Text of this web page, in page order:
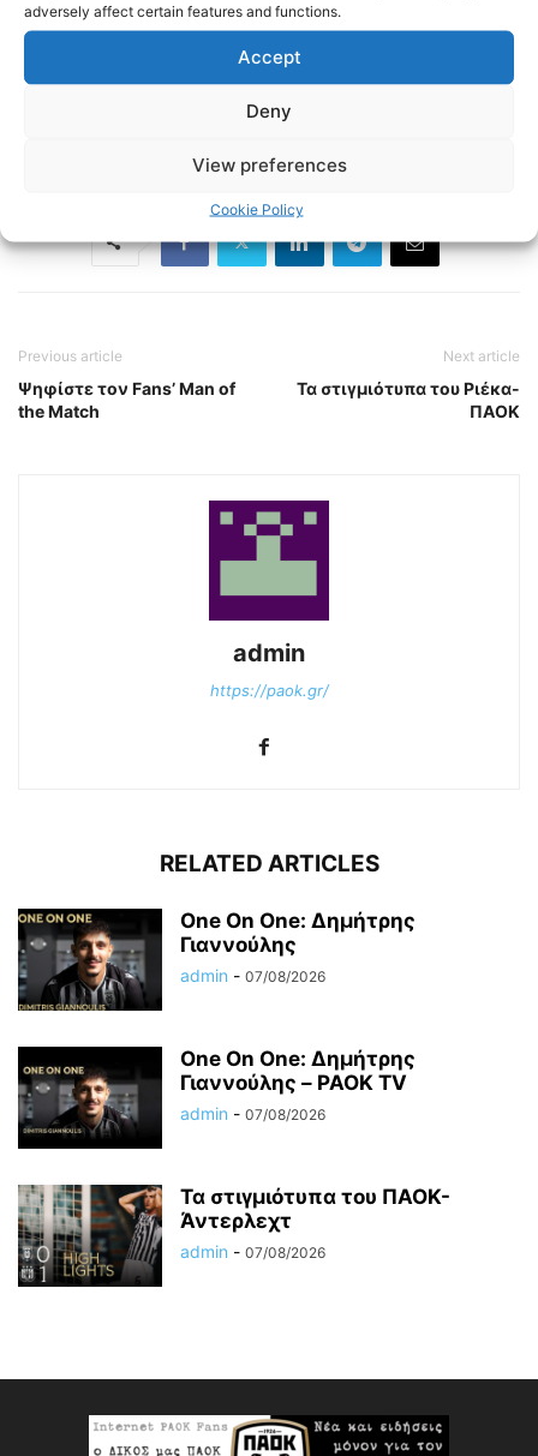
adversely affect certain features and functions.
Accept
Deny
View preferences
Cookie Policy
Instagram:https://www.instagram.com/internetpaokfans
#paok #paokfans #παοκ #thessaloniki
Previous article
Ψηφίστε τον Fans’ Man of
the Match
Next article
Τα στιγμιότυπα του Ριέκα-
ΠΑΟΚ
admin
https://paok.gr/
RELATED ARTICLES
One On One: Δημήτρης
Γιαννούλης
admin - 07/08/2026
One On One: Δημήτρης
Γιαννούλης – PAOK TV
admin - 07/08/2026
Τα στιγμιότυπα του ΠΑΟΚ-
Άντερλεχτ
admin - 07/08/2026